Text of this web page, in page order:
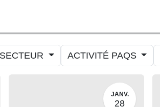
SECTEUR ACTIVITÉ PAQS
JANV.
28